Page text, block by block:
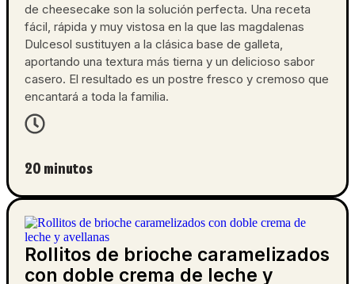
de cheesecake son la solución perfecta. Una receta
fácil, rápida y muy vistosa en la que las magdalenas
Dulcesol sustituyen a la clásica base de galleta,
aportando una textura más tierna y un delicioso sabor
casero. El resultado es un postre fresco y cremoso que
encantará a toda la familia.
20 minutos
Rollitos de brioche caramelizados
con doble crema de leche y